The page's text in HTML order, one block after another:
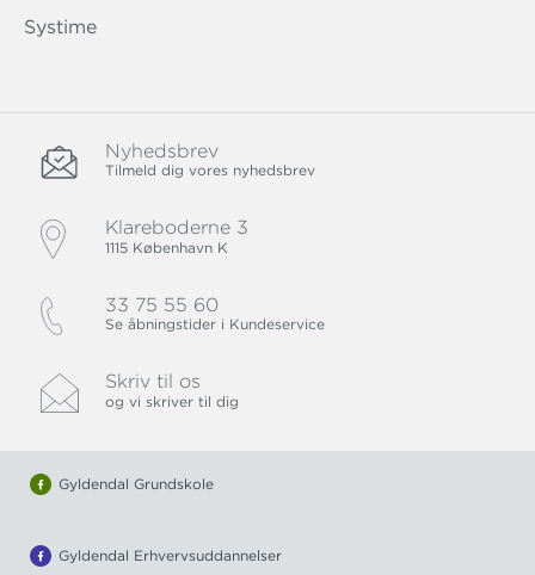
Systime
Nyhedsbrev
Tilmeld dig vores nyhedsbrev
Klareboderne 3
1115 København K
33 75 55 60
Se åbningstider i Kundeservice
Skriv til os
og vi skriver til dig
Gyldendal Grundskole
Gyldendal Erhvervsuddannelser